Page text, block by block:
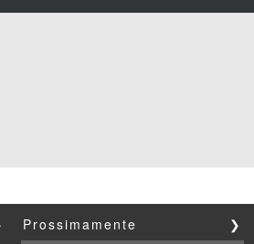
Prossimamente ❯